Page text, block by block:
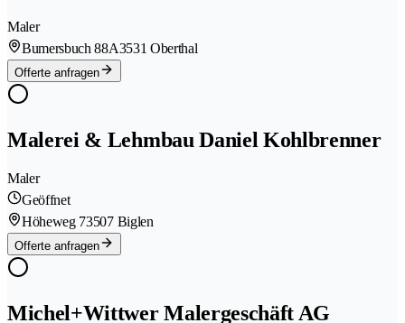
Maler
Bumersbuch 88A3531 Oberthal
Offerte anfragen
Malerei & Lehmbau Daniel Kohlbrenner
Maler
Geöffnet
Höheweg 73507 Biglen
Offerte anfragen
Michel+Wittwer Malergeschäft AG